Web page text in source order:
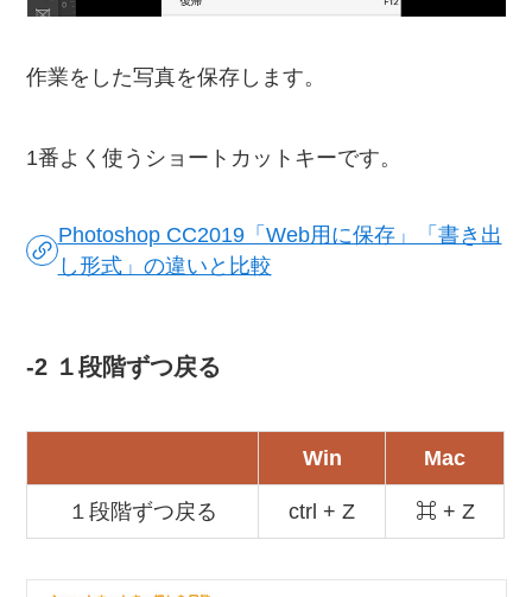
作業をした写真を保存します。
1番よく使うショートカットキーです。
Photoshop CC2019「Web用に保存」「書き出
し形式」の違いと比較
-2 １段階ずつ戻る
Win Mac
１段階ずつ戻る ctrl + Z ⌘ + Z